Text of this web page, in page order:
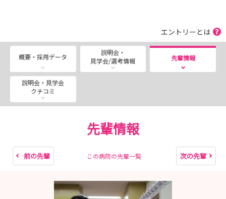
エントリーとは
概要・採用データ
説明会・
見学会/選考情報
先輩情報
説明会・見学会
クチコミ
先輩情報
前の先輩 この病院の先輩一覧 次の先輩